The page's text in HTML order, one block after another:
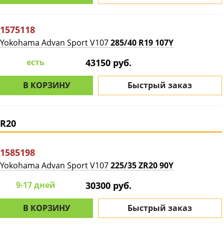
1575118
Yokohama Advan Sport V107285/40 R19 107Y
есть
43150 руб.
В КОРЗИНУ Быстрый заказ
R20
1585198
Yokohama Advan Sport V107225/35 ZR20 90Y
9-17 дней
30300 руб.
В КОРЗИНУ Быстрый заказ